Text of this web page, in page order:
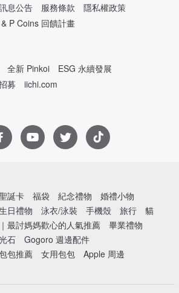
息公告 服務條款
隱私權政策
P Coins 回饋計畫
全新 Pinkoi
ESG 永續發展
募 iichi.com
誕卡 福袋 紀念禮物
婚禮小物
日禮物 泳衣/泳裝 手機殼 旅行
貓
最討媽媽歡心的人氣推薦
畢業禮物
石
Gogoro 週邊配件
包推薦
女用包包
Apple 周邊